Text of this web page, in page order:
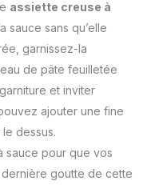
Fumet
à faible
matières
et NutriScore B
de cuisson te
que préparé.
Pot
sonde
en acier
de 13 cm,
longue
de vous
mains pendant
; plage de
: -50 ℃ ~
: Fonction
le lait, la
la préparation
Le guide
de
sur
vous permet
la cuisson
AFFICHAGE
: L'écran
assiette creuse à
sauce sans qu’elle
garnissez-la
de pâte feuilletée
et inviter
ajouter une fine
dessus.
sauce pour que vos
dernière goutte de cette